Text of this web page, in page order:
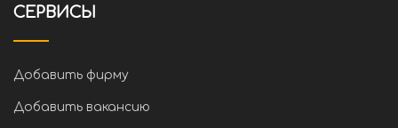
СЕРВИСЫ
Добавить фирму
Добавить вакансию